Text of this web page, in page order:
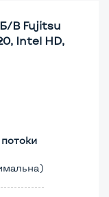
В Fujitsu
Intel HD,